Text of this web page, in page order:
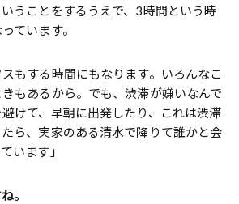
うことをするうえで、3時間という時
ています。
もする時間にもなります。いろんなこ
もあるから。でも、渋滞が嫌いなんで
けて、早朝に出発したり、これは渋滞
ら、実家のある清水で降りて誰かと会
います」
。